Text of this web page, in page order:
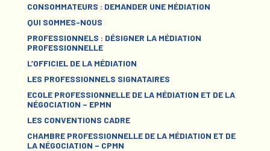
CONSOMMATEURS : DEMANDER UNE MÉDIATION
QUI SOMMES-NOUS
PROFESSIONNELS : DÉSIGNER LA MÉDIATION
PROFESSIONNELLE
L’OFFICIEL DE LA MÉDIATION
LES PROFESSIONNELS SIGNATAIRES
ECOLE PROFESSIONNELLE DE LA MÉDIATION ET DE LA
NÉGOCIATION – EPMN
LES CONVENTIONS CADRE
CHAMBRE PROFESSIONNELLE DE LA MÉDIATION ET DE
LA NÉGOCIATION – CPMN